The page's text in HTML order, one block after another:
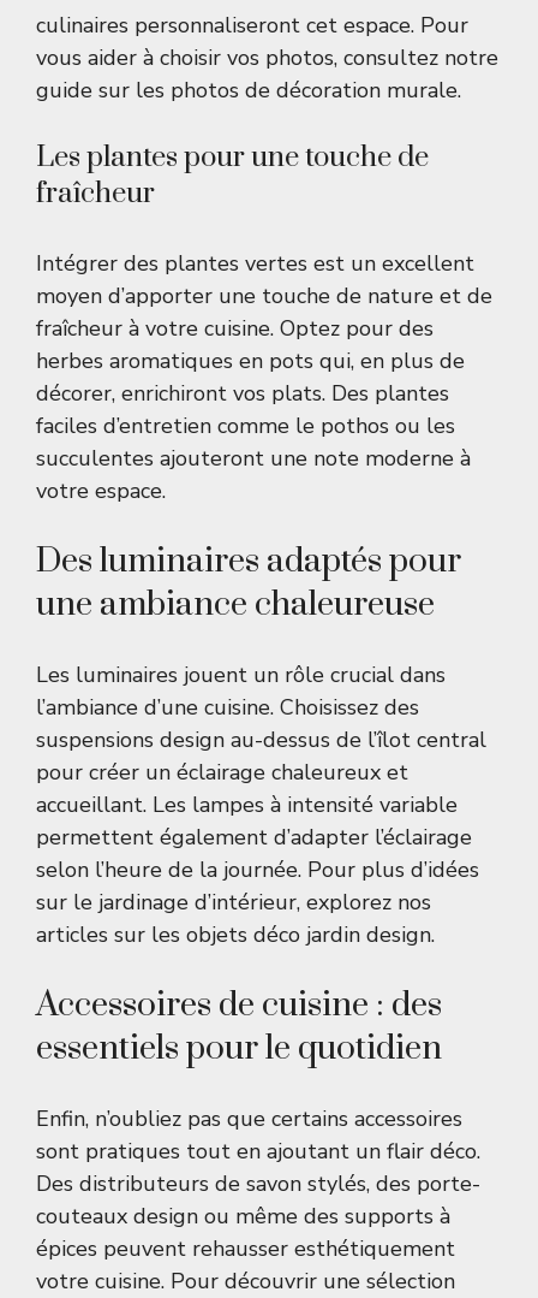
culinaires personnaliseront cet espace. Pour
vous aider à choisir vos photos, consultez notre
guide sur les photos de décoration murale.
Les plantes pour une touche de
fraîcheur
Intégrer des plantes vertes est un excellent
moyen d’apporter une touche de nature et de
fraîcheur à votre cuisine. Optez pour des
herbes aromatiques en pots qui, en plus de
décorer, enrichiront vos plats. Des plantes
faciles d’entretien comme le pothos ou les
succulentes ajouteront une note moderne à
votre espace.
Des luminaires adaptés pour
une ambiance chaleureuse
Les luminaires jouent un rôle crucial dans
l’ambiance d’une cuisine. Choisissez des
suspensions design au-dessus de l’îlot central
pour créer un éclairage chaleureux et
accueillant. Les lampes à intensité variable
permettent également d’adapter l’éclairage
selon l’heure de la journée. Pour plus d’idées
sur le jardinage d’intérieur, explorez nos
articles sur les objets déco jardin design.
Accessoires de cuisine : des
essentiels pour le quotidien
Enfin, n’oubliez pas que certains accessoires
sont pratiques tout en ajoutant un flair déco.
Des distributeurs de savon stylés, des porte-
couteaux design ou même des supports à
épices peuvent rehausser esthétiquement
votre cuisine. Pour découvrir une sélection